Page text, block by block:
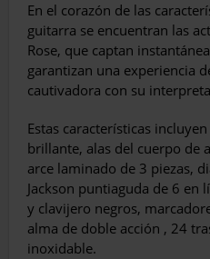
En el corazón de las
guitarra se encuentran las
Rose, que captan
garantizan una experiencia
cautivadora con su
Estas características
brillante, alas del cuerpo de
arce laminado de 3 piezas,
Jackson puntiaguda de 6 en
y clavijero negros,
alma de doble acción , 24
inoxidable.